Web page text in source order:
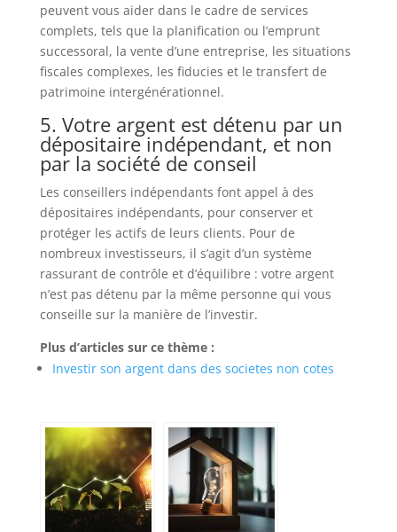
peuvent vous aider dans le cadre de services
complets, tels que la planification ou l’emprunt
successoral, la vente d’une entreprise, les situations
fiscales complexes, les fiducies et le transfert de
patrimoine intergénérationnel.
5. Votre argent est détenu par un
dépositaire indépendant, et non
par la société de conseil
Les conseillers indépendants font appel à des
dépositaires indépendants, pour conserver et
protéger les actifs de leurs clients. Pour de
nombreux investisseurs, il s’agit d’un système
rassurant de contrôle et d’équilibre : votre argent
n’est pas détenu par la même personne qui vous
conseille sur la manière de l’investir.
Plus d’articles sur ce thème :
Investir son argent dans des societes non cotes